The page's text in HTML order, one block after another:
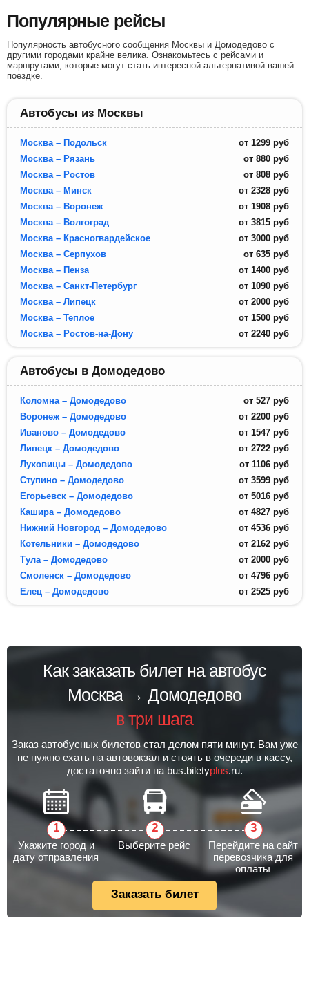
Популярные рейсы
Популярность автобусного сообщения Москвы и Домодедово с
другими городами крайне велика. Ознакомьтесь с рейсами и
маршрутами, которые могут стать интересной альтернативой вашей
поездке.
Автобусы из Москвы
Москва – Подольск от 1299 руб
Москва – Рязань
от 880 руб
Москва – Ростов
от 808 руб
Москва – Минск
от 2328 руб
Москва – Воронеж
от 1908 руб
Москва – Волгоград
от 3815 руб
Москва – Красногвардейское
от 3000 руб
Москва – Серпухов
от 635 руб
Москва – Пенза
от 1400 руб
Москва – Санкт-Петербург
от 1090 руб
Москва – Липецк
от 2000 руб
Москва – Теплое
от 1500 руб
Москва – Ростов-на-Дону
от 2240 руб
Автобусы в Домодедово
Коломна – Домодедово от 527 руб
Воронеж – Домодедово
от 2200 руб
Иваново – Домодедово
от 1547 руб
Липецк – Домодедово
от 2722 руб
Луховицы – Домодедово
от 1106 руб
Ступино – Домодедово
от 3599 руб
Егорьевск – Домодедово
от 5016 руб
Кашира – Домодедово
от 4827 руб
Нижний Новгород – Домодедово
от 4536 руб
Котельники – Домодедово
от 2162 руб
Тула – Домодедово
от 2000 руб
Смоленск – Домодедово
от 4796 руб
Елец – Домодедово
от 2525 руб
Как заказать билет на автобус
Москва → Домодедово
в три шага
Заказ автобусных билетов стал делом пяти минут. Вам уже
не нужно ехать на автовокзал и стоять в очереди в кассу,
достаточно зайти на bus.biletyplus.ru.
Укажите город и
дату отправления
Выберите рейс
Перейдите на сайт
перевозчика для
оплаты
Заказать билет